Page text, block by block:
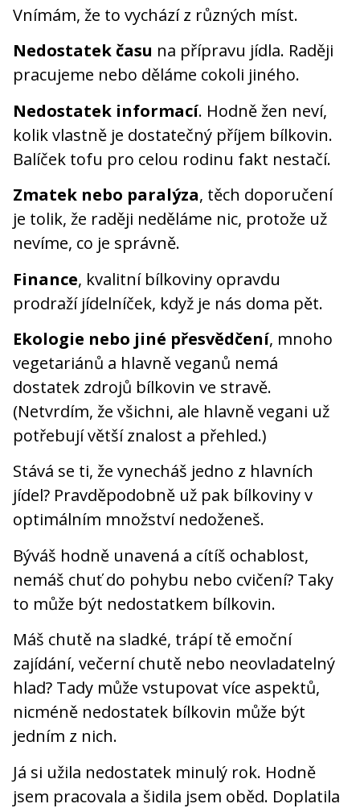
Vnímám, že to vychází z různých míst.
Nedostatek času na přípravu jídla. Raději
pracujeme nebo děláme cokoli jiného.
Nedostatek informací. Hodně žen neví,
kolik vlastně je dostatečný příjem bílkovin.
Balíček tofu pro celou rodinu fakt nestačí.
Zmatek nebo paralýza, těch doporučení
je tolik, že raději neděláme nic, protože už
nevíme, co je správně.
Finance, kvalitní bílkoviny opravdu
prodraží jídelníček, když je nás doma pět.
Ekologie nebo jiné přesvědčení, mnoho
vegetariánů a hlavně veganů nemá
dostatek zdrojů bílkovin ve stravě.
(Netvrdím, že všichni, ale hlavně vegani už
potřebují větší znalost a přehled.)
Stává se ti, že vynecháš jedno z hlavních
jídel? Pravděpodobně už pak bílkoviny v
optimálním množství nedoženeš.
Býváš hodně unavená a cítíš ochablost,
nemáš chuť do pohybu nebo cvičení? Taky
to může být nedostatkem bílkovin.
Máš chutě na sladké, trápí tě emoční
zajídání, večerní chutě nebo neovladatelný
hlad? Tady může vstupovat více aspektů,
nicméně nedostatek bílkovin může být
jedním z nich.
Já si užila nedostatek minulý rok. Hodně
jsem pracovala a šidila jsem oběd. Doplatila